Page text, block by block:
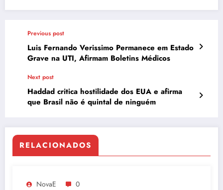
Previous post
Luis Fernando Verissimo Permanece em Estado
Grave na UTI, Afirmam Boletins Médicos
Next post
Haddad critica hostilidade dos EUA e afirma
que Brasil não é quintal de ninguém
RELACIONADOS
NovaE 0